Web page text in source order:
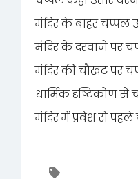
मंदिर के बाहर चप्पल
मंदिर के दरवाजे पर
मंदिर की चौखट पर
धार्मिक दृष्टिकोण से
मंदिर में प्रवेश से पहले